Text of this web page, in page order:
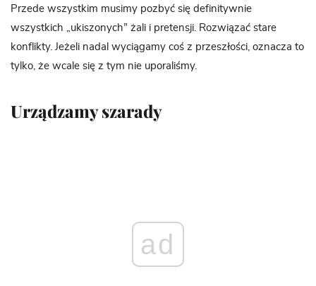
Przede wszystkim musimy pozbyć się definitywnie
wszystkich „ukiszonych” żali i pretensji. Rozwiązać stare
konflikty. Jeżeli nadal wyciągamy coś z przeszłości, oznacza to
tylko, że wcale się z tym nie uporaliśmy.
Urządzamy szarady
ad